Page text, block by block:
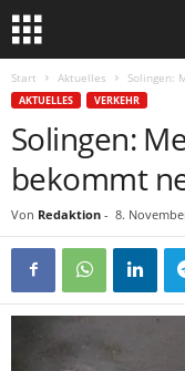
Start Aktuelles Solingen:
AKTUELLES VERKEHR
Solingen:
bekommt
Von Redaktion - 8.